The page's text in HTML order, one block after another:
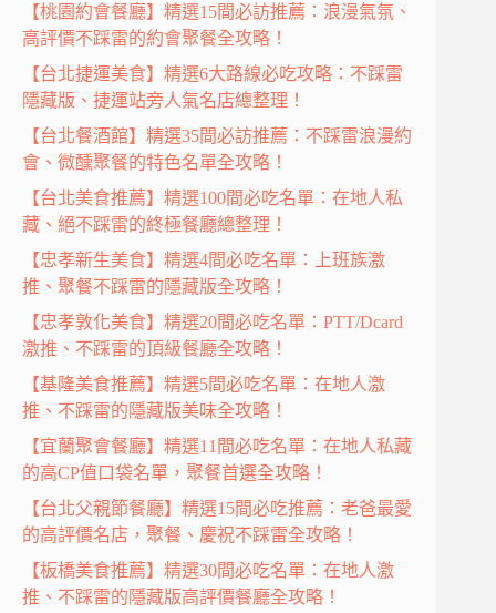
【桃園約會餐廳】精選15間必訪推薦：浪漫氣氛、
高評價不踩雷的約會聚餐全攻略！
【台北捷運美食】精選6大路線必吃攻略：不踩雷
隱藏版、捷運站旁人氣名店總整理！
【台北餐酒館】精選35間必訪推薦：不踩雷浪漫約
會、微醺聚餐的特色名單全攻略！
【台北美食推薦】精選100間必吃名單：在地人私
藏、絕不踩雷的終極餐廳總整理！
【忠孝新生美食】精選4間必吃名單：上班族激
推、聚餐不踩雷的隱藏版全攻略！
【忠孝敦化美食】精選20間必吃名單：PTT/Dcard
激推、不踩雷的頂級餐廳全攻略！
【基隆美食推薦】精選5間必吃名單：在地人激
推、不踩雷的隱藏版美味全攻略！
【宜蘭聚會餐廳】精選11間必吃名單：在地人私藏
的高CP值口袋名單，聚餐首選全攻略！
【台北父親節餐廳】精選15間必吃推薦：老爸最愛
的高評價名店，聚餐、慶祝不踩雷全攻略！
【板橋美食推薦】精選30間必吃名單：在地人激
推、不踩雷的隱藏版高評價餐廳全攻略！